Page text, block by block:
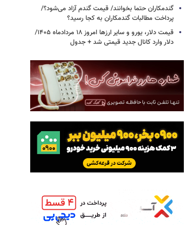
گندمکاران حتما بخوانند/ قیمت گندم آزاد می‌شود؟/
پرداخت مطالبات گندمکاران به کجا رسید؟
قیمت دلار، یورو و سایر ارزها امروز ۱۸ مردادماه ۱۴۰۵/
دلار وارد کانال جدید قیمتی شد + جدول